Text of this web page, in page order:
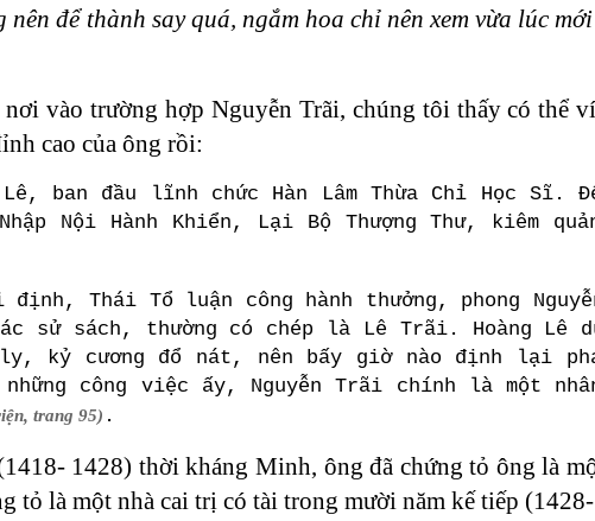
để thành say quá, ngắm hoa chỉ nên xem vừa lúc
vào trường hợp Nguyễn Trãi, chúng tôi thấy có thể
cao của ông rồi:
ban đầu lĩnh chức Hàn Lâm Thừa Chỉ Học Sĩ.
Nội Hành Khiển, Lại Bộ Thượng Thư, kiêm
định, Thái Tổ luận công hành thưởng, phong
sử sách, thường có chép là Lê Trãi. Hoàng Lê
kỷ cương đổ nát, nên bấy giờ nào định lại
công việc ấy, Nguyễn Trãi chính là một
trang 95) .
1428) thời kháng Minh, ông đã chứng tỏ ông là
tỏ là một nhà cai trị có tài trong mười năm kế tiếp